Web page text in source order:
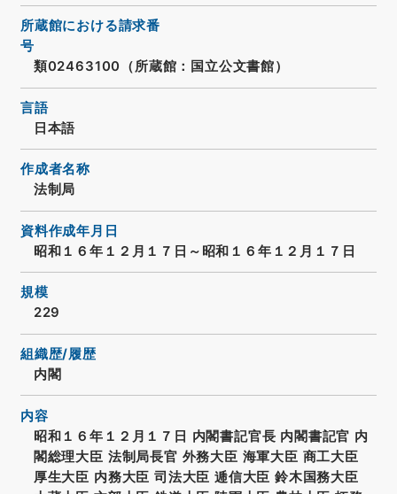
所蔵館における請求番
号
類02463100（所蔵館：国立公文書館）
言語
日本語
作成者名称
法制局
資料作成年月日
昭和１６年１２月１７日～昭和１６年１２月１７日
規模
229
組織歴/履歴
内閣
内容
昭和１６年１２月１７日 内閣書記官長 内閣書記官 内
閣総理大臣 法制局長官 外務大臣 海軍大臣 商工大臣
厚生大臣 内務大臣 司法大臣 逓信大臣 鈴木国務大臣